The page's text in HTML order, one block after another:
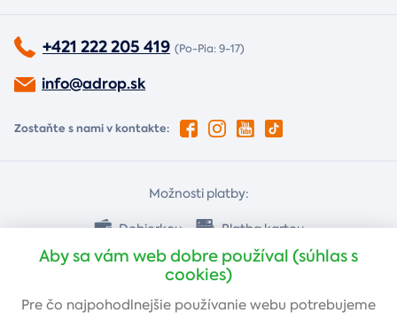
+421 222 205 419 (Po-Pia: 9-17)
info@adrop.sk
Zostaňte s nami v kontakte:
Možnosti platby:
Dobierkou Platba kartou
Bankovým prevodom
Aby sa vám web dobre používal (súhlas s
cookies)
Pre čo najpohodlnejšie používanie webu potrebujeme